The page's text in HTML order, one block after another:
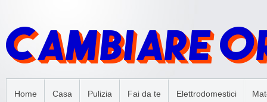
Home Casa Pulizia Fai da te Elettrodomestici